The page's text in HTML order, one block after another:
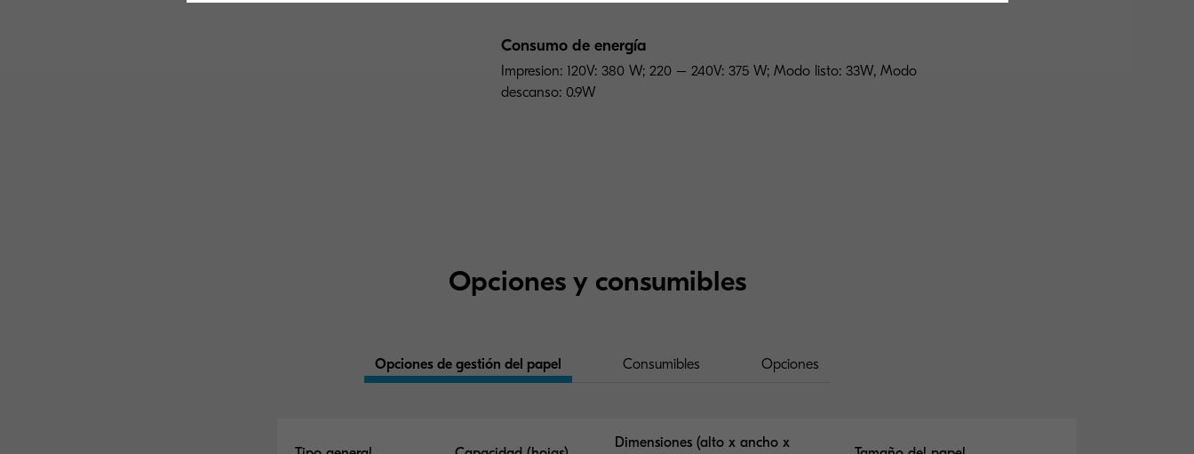
Consumo de energía
Impresion: 120V: 380 W; 220 – 240V: 375 W; Modo listo: 33W, Modo
descanso: 0.9W
Opciones y consumibles
Opciones de gestión del papel Consumibles Opciones
Dimensiones (alto x ancho x